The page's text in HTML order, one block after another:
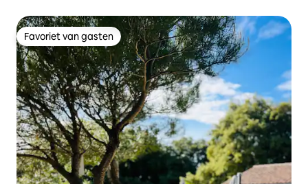
Favoriet van gasten
Favoriet van gasten